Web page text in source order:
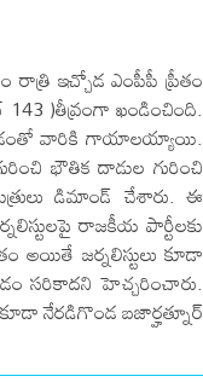
ఇచ్చోడ ఎంపీపీ ప్రీతం
)తీవ్రంగా ఖండించింది.
దిగడంతో వారికి గాయాలయ్యాయి.
భౌతిక దాడుల గురించి
డిమాండ్ చేశారు. ఈ
రాజకీయ పార్టీలకు
అయితే జర్నలిస్టులు కూడా
సరికాదని హెచ్చరించారు.
నేరడిగొండ బజార్హత్నూర్